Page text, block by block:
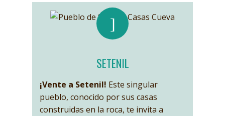
SETENIL
¡Vente a Setenil! Este singular
pueblo, conocido por sus casas
construidas en la roca, te invita a